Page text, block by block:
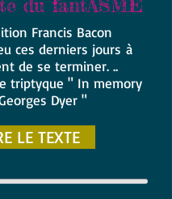
du fantASME
Francis Bacon
ces derniers jours à
de se terminer. ..
triptyque " In memory
Dyer "
LE TEXTE